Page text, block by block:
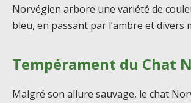
Norvégien arbore une variété de
bleu, en passant par l’ambre et divers
Tempérament du Chat
Malgré son allure sauvage, le chat